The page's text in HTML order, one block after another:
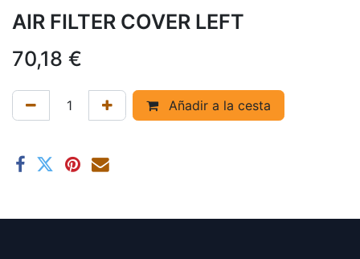
AIR FILTER COVER LEFT
70,18 €
Añadir a la cesta